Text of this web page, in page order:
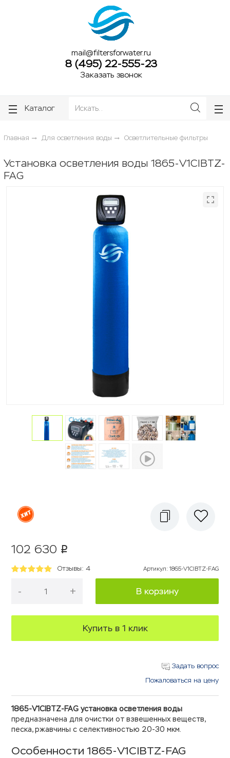
mail@filtersforwater.ru
8 (495) 22-555-23
Заказать звонок
Каталог
Главная Для осветления воды Осветлительные фильтры
Установка осветления воды 1865-V1CIBTZ-
FAG
102 630 p
Отзывы: 4 Артикул:1865-V1CIBTZ-FAG
- + В корзину
Купить в 1 клик
Задать вопрос
Пожаловаться на цену
1865-V1CIBTZ-FAG установка осветления воды
предназначена для очистки от взвешенных веществ,
песка, ржавчины с селективностью 20-30 мкм.
Особенности 1865-V1CIBTZ-FAG